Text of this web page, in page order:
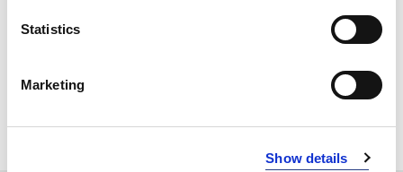
Statistics
Marketing
Show details
ZALOGUJ SIĘ